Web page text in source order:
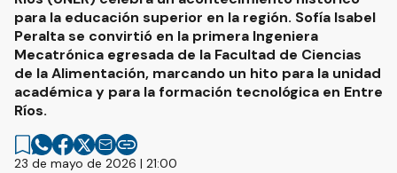
para la educación superior en la región. Sofía Isabel
Peralta se convirtió en la primera Ingeniera
Mecatrónica egresada de la Facultad de Ciencias
de la Alimentación, marcando un hito para la unidad
académica y para la formación tecnológica en Entre
Ríos.
23 de mayo de 2026 | 21:00